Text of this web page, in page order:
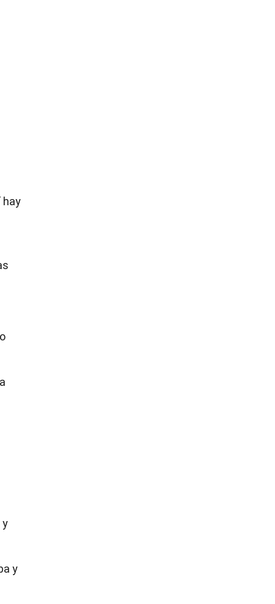
hay
y
y